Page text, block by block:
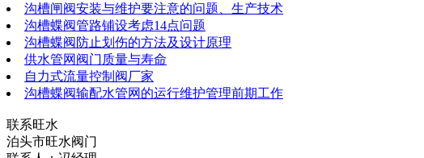
沟槽闸阀安装与维护要注意的问题、生产技术
沟槽蝶阀管路铺设考虑14点问题
沟槽蝶阀防止划伤的方法及设计原理
供水管网阀门质量与寿命
自力式流量控制阀厂家
沟槽蝶阀输配水管网的运行维护管理前期工作
联系旺水
泊头市旺水阀门